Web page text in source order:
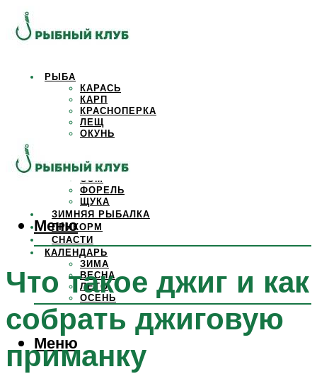
РЫБА
КАРАСЬ
КАРП
КРАСНОПЕРКА
ЛЕЩ
ОКУНЬ
САЗАН
СОМ
ФОРЕЛЬ
ЩУКА
ЗИМНЯЯ РЫБАЛКА
ПРИКОРМ
СНАСТИ
КАЛЕНДАРЬ
ЗИМА
ВЕСНА
ЛЕТО
ОСЕНЬ
Меню
Меню
Что такое джиг и как
собрать джиговую
приманку